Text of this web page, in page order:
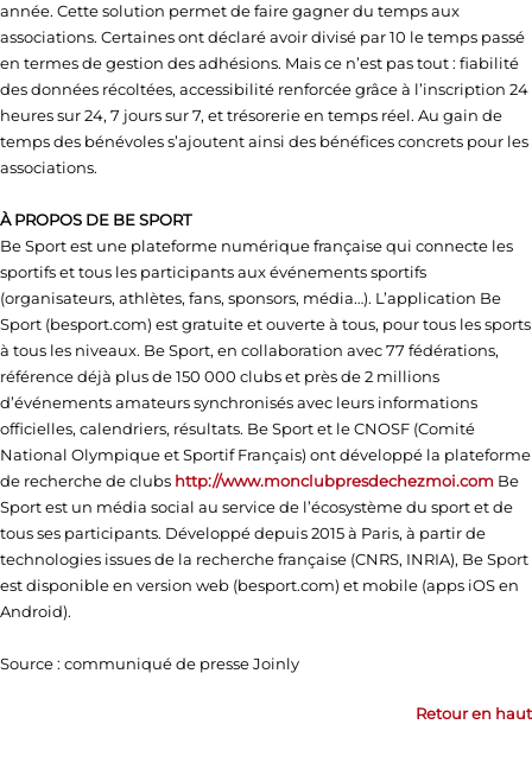
année. Cette solution permet de faire gagner du temps aux
associations. Certaines ont déclaré avoir divisé par 10 le temps passé
en termes de gestion des adhésions. Mais ce n’est pas tout : fiabilité
des données récoltées, accessibilité renforcée grâce à l’inscription 24
heures sur 24, 7 jours sur 7, et trésorerie en temps réel. Au gain de
temps des bénévoles s’ajoutent ainsi des bénéfices concrets pour les
associations.
À PROPOS DE BE SPORT
Be Sport est une plateforme numérique française qui connecte les
sportifs et tous les participants aux événements sportifs
(organisateurs, athlètes, fans, sponsors, média…). L’application Be
Sport (besport.com) est gratuite et ouverte à tous, pour tous les sports
à tous les niveaux. Be Sport, en collaboration avec 77 fédérations,
référence déjà plus de 150 000 clubs et près de 2 millions
d’événements amateurs synchronisés avec leurs informations
officielles, calendriers, résultats. Be Sport et le CNOSF (Comité
National Olympique et Sportif Français) ont développé la plateforme
de recherche de clubs http://www.monclubpresdechezmoi.com Be
Sport est un média social au service de l’écosystème du sport et de
tous ses participants. Développé depuis 2015 à Paris, à partir de
technologies issues de la recherche française (CNRS, INRIA), Be Sport
est disponible en version web (besport.com) et mobile (apps iOS en
Android).
Source : communiqué de presse Joinly
Retour en haut